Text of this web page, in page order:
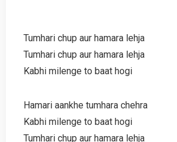
Tumhari chup aur hamara lehja
Tumhari chup aur hamara lehja
Kabhi milenge to baat hogi
Hamari aankhe tumhara chehra
Kabhi milenge to baat hogi
Tumhari chup aur hamara lehja